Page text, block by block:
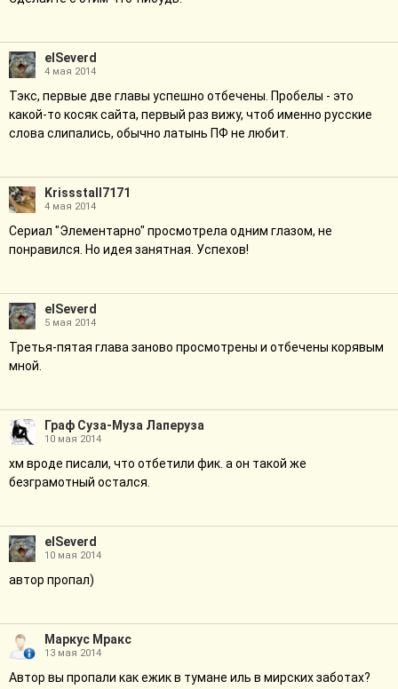
elSeverd
4 мая 2014
Тэкс, первые две главы успешно отбечены. Пробелы - это
какой-то косяк сайта, первый раз вижу, чтоб именно русские
слова слипались, обычно латынь ПФ не любит.
Krissstall7171
4 мая 2014
Сериал "Элементарно" просмотрела одним глазом, не
понравился. Но идея занятная. Успехов!
elSeverd
5 мая 2014
Третья-пятая глава заново просмотрены и отбечены корявым
мной.
Граф Суза-Муза Лаперуза
10 мая 2014
хм вроде писали, что отбетили фик. а он такой же
безграмотный остался.
elSeverd
10 мая 2014
автор пропал)
Маркус Мракс
13 мая 2014
Автор вы пропали как ежик в тумане иль в мирских заботах?